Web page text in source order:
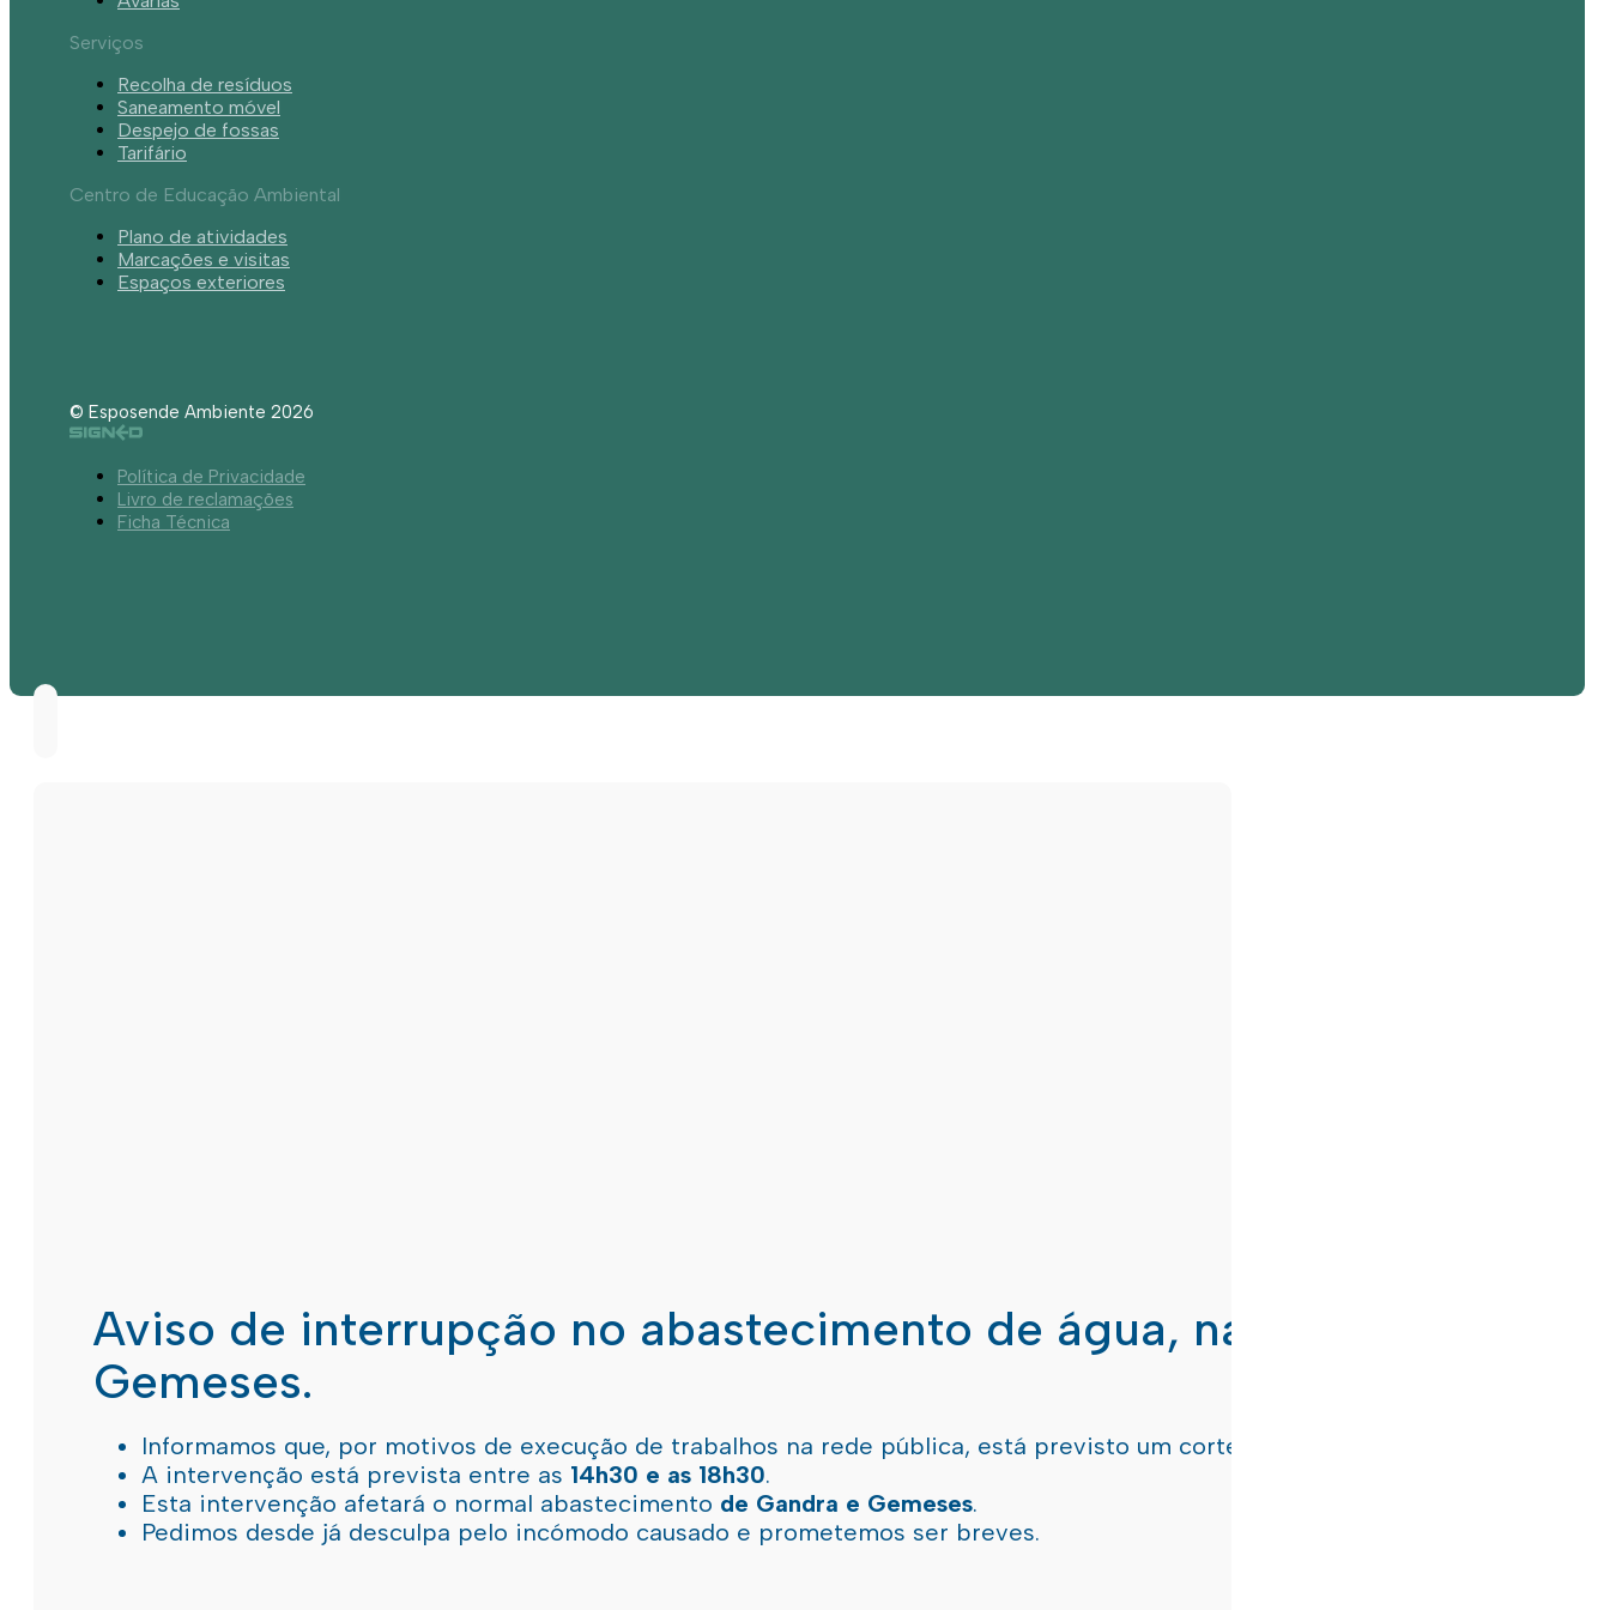
Serviços
Recolha de resíduos
Saneamento móvel
Despejo de fossas
Tarifário
Centro de Educação Ambiental
Plano de atividades
Marcações e visitas
Espaços exteriores
© Esposende Ambiente 2026
Política de Privacidade
Livro de reclamações
Ficha Técnica
Aviso de interrupção no abastecimento de água, nas freguesias de
Gemeses.
Informamos que, por motivos de execução de trabalhos na rede pública, está previsto um corte de água
A intervenção está prevista entre as 14h30 e as 18h30.
Esta intervenção afetará o normal abastecimento de Gandra e Gemeses.
Pedimos desde já desculpa pelo incómodo causado e prometemos ser breves.